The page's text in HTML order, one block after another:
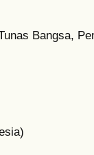
Bangsa,